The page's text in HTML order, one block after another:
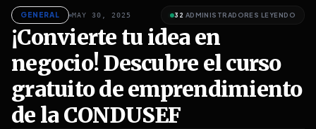
GENERAL MAY 30, 2025 32 ADMINISTRADORES LEYENDO
¡Convierte tu idea en
negocio! Descubre el curso
gratuito de emprendimiento
de la CONDUSEF